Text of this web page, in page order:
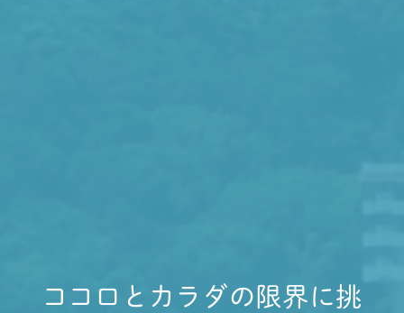
ココロとカラダの限界に挑